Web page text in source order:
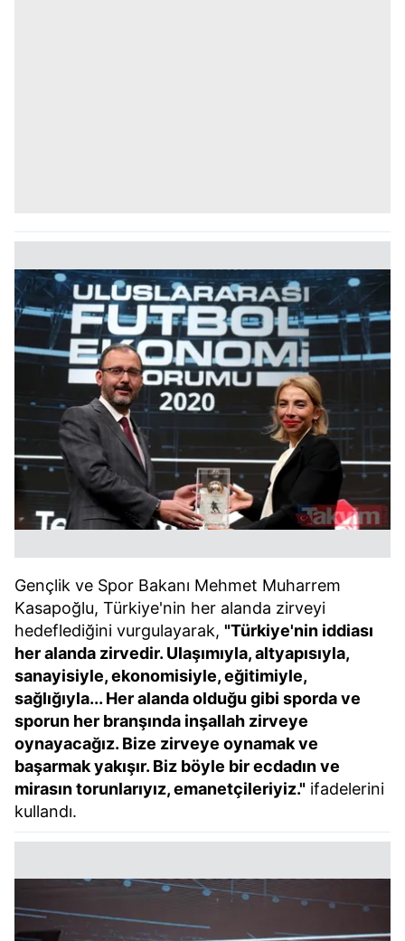
Gençlik ve Spor Bakanı Mehmet Muharrem
Kasapoğlu, Türkiye'nin her alanda zirveyi
hedeflediğini vurgulayarak, "Türkiye'nin iddiası
her alanda zirvedir. Ulaşımıyla, altyapısıyla,
sanayisiyle, ekonomisiyle, eğitimiyle,
sağlığıyla... Her alanda olduğu gibi sporda ve
sporun her branşında inşallah zirveye
oynayacağız. Bize zirveye oynamak ve
başarmak yakışır. Biz böyle bir ecdadın ve
mirasın torunlarıyız, emanetçileriyiz." ifadelerini
kullandı.